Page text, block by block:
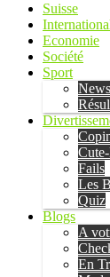
Suisse
Economie
Société
Sport
Fails
Les
Quiz
Blogs
A
En